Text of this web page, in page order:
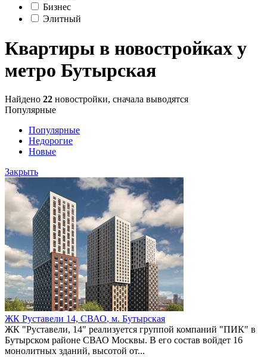
Бизнес
Элитный
Квартиры в новостройках у
метро Бутырская
Найдено 22 новостройки, сначала выводятся
Популярные
Популярные
Недорогие
Новые
Закрыть
ЖК Руставели 14, СВАО, м. Бутырская
ЖК "Руставели, 14" реализуется группой компаний "ПИК" в
Бутырском районе СВАО Москвы. В его состав войдет 16
монолитных зданий, высотой от...